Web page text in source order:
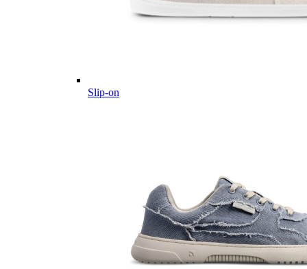
Slip-on